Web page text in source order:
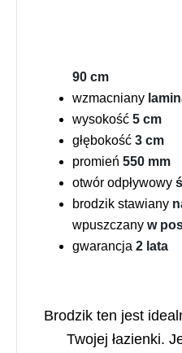
90 cm
wzmacniany
wysokość 5 cm
głębokość 3 cm
promień 550 mm
otwór odpływowy
brodzik stawiany
wpuszczany w
gwarancja 2 lata
Brodzik ten jest
Twojej łazienki.